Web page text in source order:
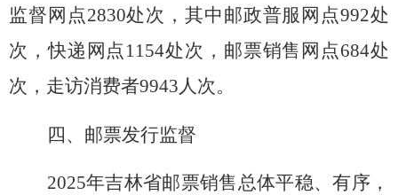
监督网点2830处次，其中邮政普服网点992处
次，快递网点1154处次，邮票销售网点684处
次，走访消费者9943人次。
四、邮票发行监督
2025年吉林省邮票销售总体平稳、有序，